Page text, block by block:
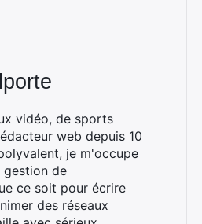
vidéo, de sports
web depuis 10
je m'occupe
gestion de
ce soit pour écrire
des réseaux